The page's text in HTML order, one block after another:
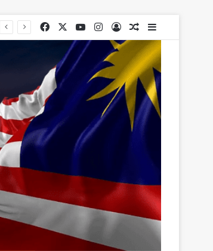
Facebook YouTubeInstagram
Log InRandom Article